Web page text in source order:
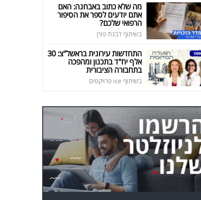
מה שלא כתוב באבחנה: האם
אתם יודעים לספר את הסיפור
הרפואי שלכם?
בשיתוף לבנת פורן
התחדשות עירונית בראשל"צ: 30
אלף יח"ד בתכנון ומהפכה
בתחבורה הציבורית
בשיתוף ice פרויקטים